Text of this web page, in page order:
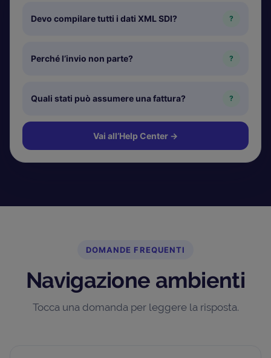
Devo compilare tutti i dati XML SDI? ?
Perché l’invio non parte? ?
Quali stati può assumere una fattura? ?
Vai all’Help Center →
DOMANDE FREQUENTI
Navigazione ambienti
Tocca una domanda per leggere la risposta.